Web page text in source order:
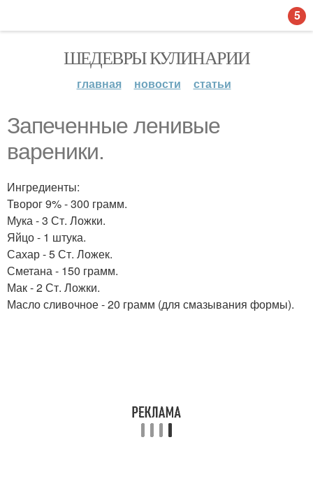
ШЕДЕВРЫ КУЛИНАРИИ
главная новости статьи
Запеченные ленивые
вареники.
Ингредиенты:
Творог 9% - 300 грамм.
Мука - 3 Ст. Ложки.
Яйцо - 1 штука.
Сахар - 5 Ст. Ложек.
Сметана - 150 грамм.
Мак - 2 Ст. Ложки.
Масло сливочное - 20 грамм (для смазывания формы).
5